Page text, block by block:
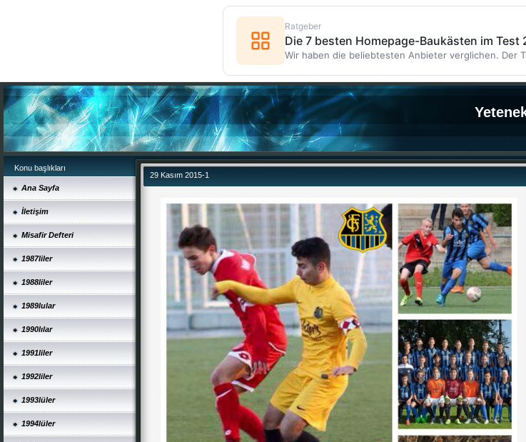
Konu başlıkları
Ana Sayfa
İletişim
Misafir Defteri
1987liler
1988liler
1989lular
1990lılar
1991liler
1992liler
1993lüler
1994lüler
29 Kasım 2015-1
Ratgeber
Die 7 besten Homepage-Baukästen im Test
Wir haben die beliebtesten Anbieter verglichen. Der